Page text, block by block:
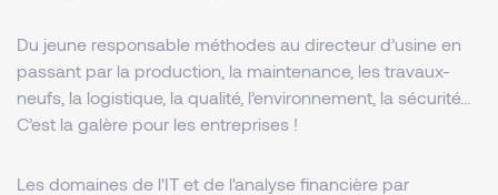
Du jeune responsable méthodes au directeur d’usine en
passant par la production, la maintenance, les travaux-
neufs, la logistique, la qualité, l’environnement, la sécurité…
C’est la galère pour les entreprises !
Les domaines de l'IT et de l'analyse financière par